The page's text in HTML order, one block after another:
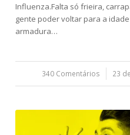
Influenza.Falta só frieira,
gente poder voltar para a
armadura…
340 Comentários
/ 23